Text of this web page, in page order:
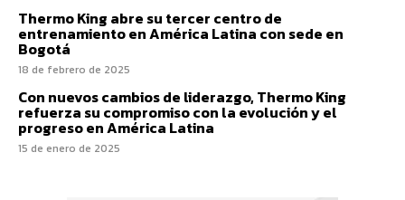
Thermo King abre su tercer centro de
entrenamiento en América Latina con sede en
Bogotá
18 de febrero de 2025
Con nuevos cambios de liderazgo, Thermo King
refuerza su compromiso con la evolución y el
progreso en América Latina
15 de enero de 2025